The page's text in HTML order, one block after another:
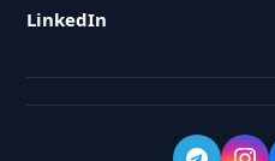
LinkedIn